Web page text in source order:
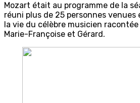
Mozart était au programme de la
réuni plus de 25 personnes
la vie du célèbre musicien
Marie-Françoise et Gérard.